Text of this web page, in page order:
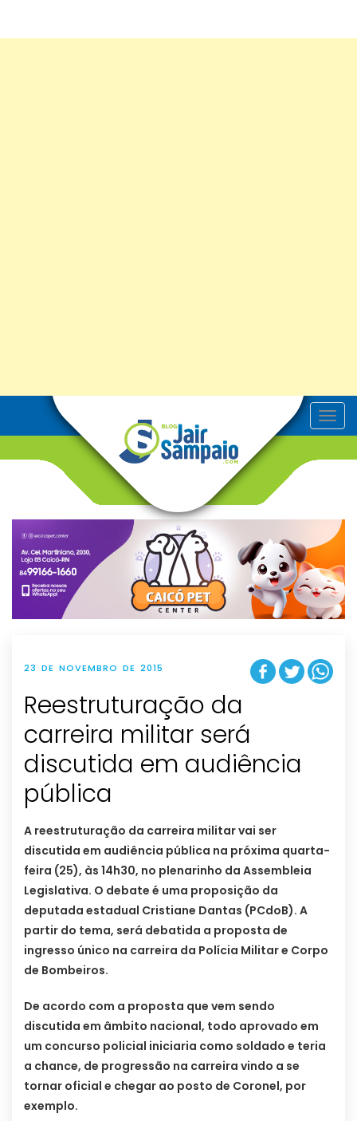
T
o
v
g
t
i
o
n
23 DE NOVEMBRO DE 2015
Reestruturação da
carreira militar será
discutida em audiência
pública
A reestruturação da carreira militar vai ser
discutida em audiência pública na próxima quarta-
feira (25), às 14h30, no plenarinho da Assembleia
Legislativa. O debate é uma proposição da
deputada estadual Cristiane Dantas (PCdoB). A
partir do tema, será debatida a proposta de
ingresso único na carreira da Polícia Militar e Corpo
de Bombeiros.
De acordo com a proposta que vem sendo
discutida em âmbito nacional, todo aprovado em
um concurso policial iniciaria como soldado e teria
a chance, de progressão na carreira vindo a se
tornar oficial e chegar ao posto de Coronel, por
exemplo.